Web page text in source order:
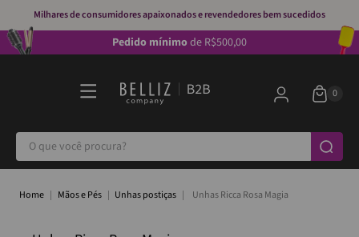
Milhares de consumidores apaixonados e revendedores bem sucedidos
Pedido mínimode R$500,00
O que você procura?
Mãos e Pés Unhas postiças Unhas Ricca Rosa Magia